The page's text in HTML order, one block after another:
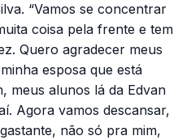
“Vamos se concentrar
coisa pela frente e tem
Quero agradecer meus
esposa que está
meus alunos lá da Edvan
Agora vamos descansar,
não só pra mim,